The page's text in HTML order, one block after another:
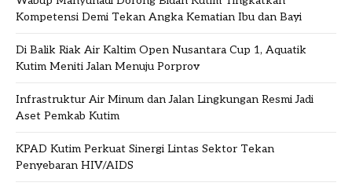
Kompetensi Demi Tekan Angka Kematian Ibu dan Bayi
Di Balik Riak Air Kaltim Open Nusantara Cup 1, Aquatik
Kutim Meniti Jalan Menuju Porprov
Infrastruktur Air Minum dan Jalan Lingkungan Resmi Jadi
Aset Pemkab Kutim
KPAD Kutim Perkuat Sinergi Lintas Sektor Tekan
Penyebaran HIV/AIDS